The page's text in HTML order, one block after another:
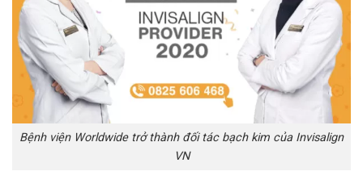
Bệnh viện Worldwide trở thành đối tác bạch kim của Invisalign
VN